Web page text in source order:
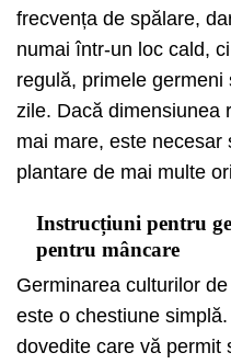
frecvența de spălare,
numai într-un loc cald,
regulă, primele
zile. Dacă dimensiunea
mai mare, este
plantare de mai multe
Instrucțiuni pentru
pentru mâncare
Germinarea culturilor
este o chestiune
dovedite care vă permit